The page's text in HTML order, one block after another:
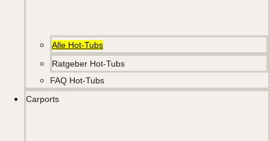
Alle Hot-Tubs
Ratgeber Hot-Tubs
FAQ Hot-Tubs
Carports